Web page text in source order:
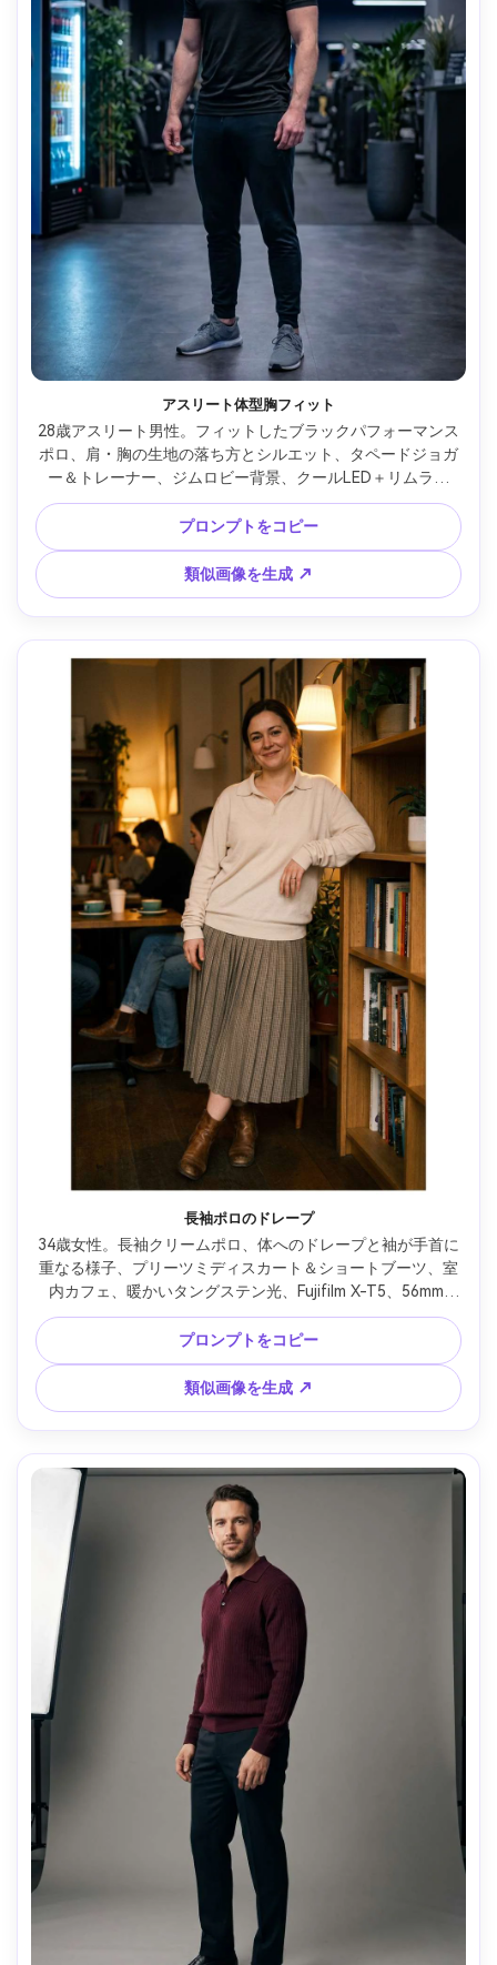
アスリート体型胸フィット
28歳アスリート男性。フィットしたブラックパフォーマンス
ポロ、肩・胸の生地の落ち方とシルエット、タペードジョガ
ー＆トレーナー、ジムロビー背景、クールLED＋リムライ
ト、Canon R5、50mm f/1.8、鮮明ディテール、自然な肌
感、集中した雰囲気 --ar 4:5
プロンプトをコピー
類似画像を生成 ↗
長袖ポロのドレープ
34歳女性。長袖クリームポロ、体へのドレープと袖が手首に
重なる様子、プリーツミディスカート＆ショートブーツ、室
内カフェ、暖かいタングステン光、Fujifilm X-T5、56mm
f/1.2、自然な影、シャープフォーカス、居心地良く洗練され
た雰囲気 --ar 4:5
プロンプトをコピー
類似画像を生成 ↗